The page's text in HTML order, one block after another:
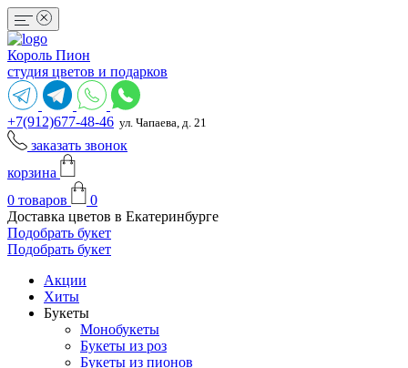
Король Пион
студия цветов и подарков
+7(912)677-48-46 ул. Чапаева, д. 21
заказать звонок
корзина
0 товаров
0
Доставка цветов в Екатеринбурге
Подобрать букет
Подобрать букет
Акции
Хиты
Букеты
Монобукеты
Букеты из роз
Букеты из пионов